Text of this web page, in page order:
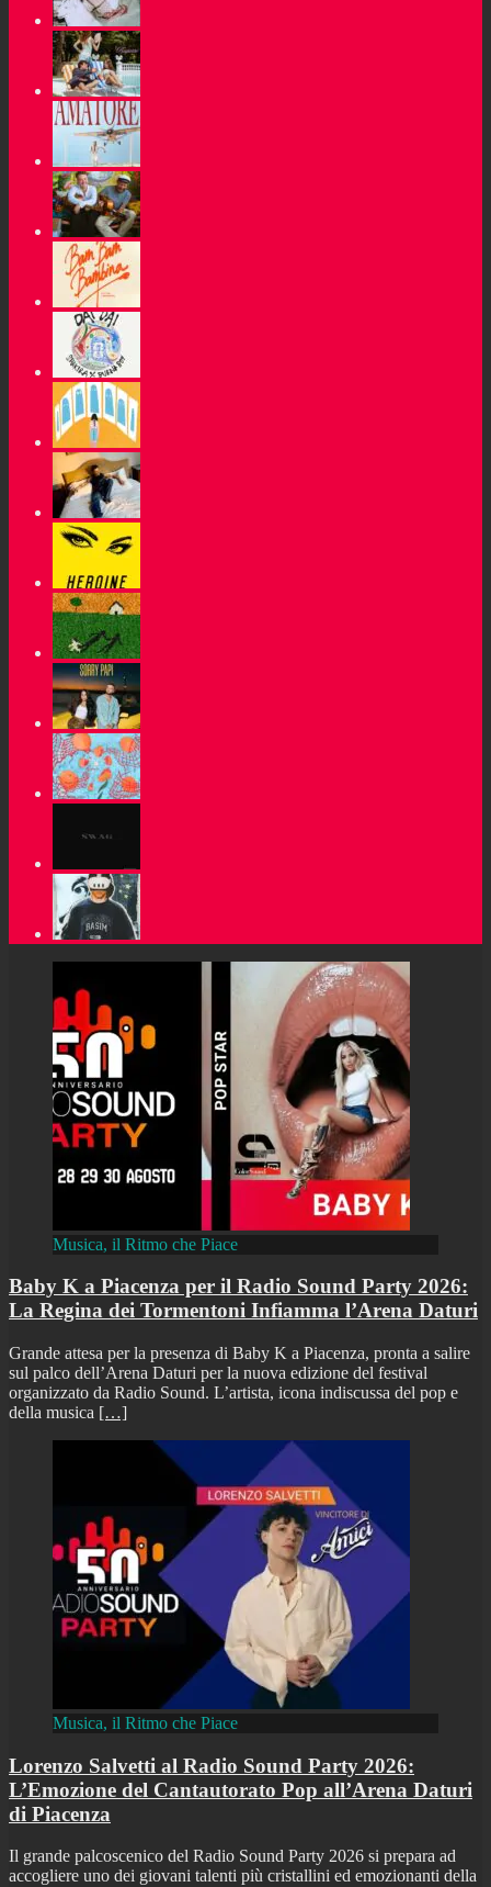
Musica, il Ritmo che Piace
Baby K a Piacenza per il Radio Sound Party 2026:
La Regina dei Tormentoni Infiamma l’Arena Daturi
Grande attesa per la presenza di Baby K a Piacenza, pronta a salire
sul palco dell’Arena Daturi per la nuova edizione del festival
organizzato da Radio Sound. L’artista, icona indiscussa del pop e
della musica […]
Musica, il Ritmo che Piace
Lorenzo Salvetti al Radio Sound Party 2026:
L’Emozione del Cantautorato Pop all’Arena Daturi
di Piacenza
Il grande palcoscenico del Radio Sound Party 2026 si prepara ad
accogliere uno dei giovani talenti più cristallini ed emozionanti della